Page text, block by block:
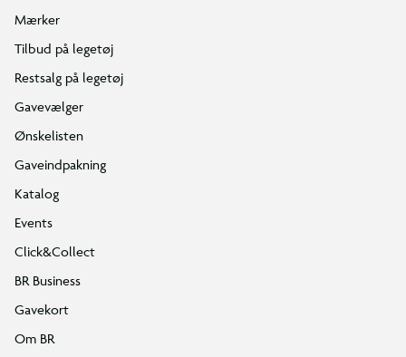
Mærker
Tilbud på legetøj
Restsalg på legetøj
Gavevælger
Ønskelisten
Gaveindpakning
Katalog
Events
Click&Collect
BR Business
Gavekort
Om BR